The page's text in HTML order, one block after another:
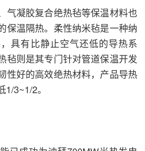
气凝胶复合绝热毡等保温材料也
保温隔热。柔性纳米毡是一种纳
具有比静止空气还低的导热系
毡则是其专门针对管道保温开发
性好的高效绝热材料，产品导热
3~1/2。